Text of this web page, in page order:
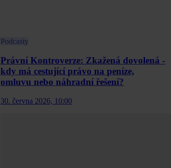
Podcasty
Právní Kontroverze: Zkažená dovolená -
kdy má cestující právo na peníze,
omluvu nebo náhradní řešení?
30. června 2026, 10:00